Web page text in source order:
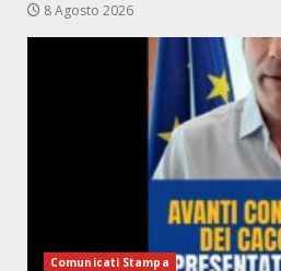
8 Agosto 2026
Comunicati Stampa